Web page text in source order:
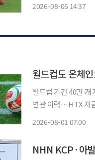
2026-08-06 14:37
월드컵도 온체
월드컵 기간 40만
연관 이력…HTX 자
2026-08-01 07:00
NHN KCP·아